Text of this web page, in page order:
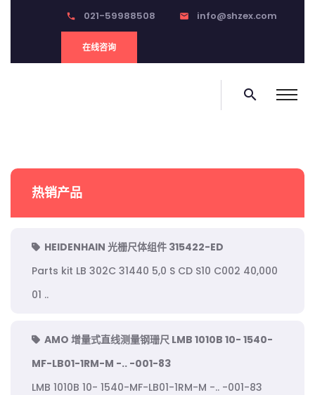
phone 021-59988508 email info@shzex.com
在线咨询
search
热销产品
HEIDENHAIN 光栅尺体组件 315422-ED
Parts kit LB 302C 31440 5,0 S CD S10 C002 40,000
01 ..
AMO 增量式直线测量钢珊尺 LMB 1010B 10- 1540-
MF-LB01-1RM-M -.. -001-83
LMB 1010B 10- 1540-MF-LB01-1RM-M -.. -001-83